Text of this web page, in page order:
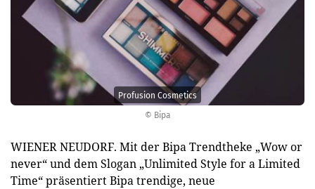
© Bipa
Profusion Cosmetics
WIENER NEUDORF. Mit der Bipa Trendtheke „Wow or
never“ und dem Slogan „Unlimited Style for a Limited
Time“ präsentiert Bipa trendige, neue